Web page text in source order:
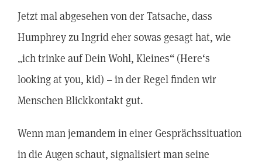
Jetzt mal abgesehen von der Tatsache, dass
Humphrey zu Ingrid eher sowas gesagt hat, wie
„ich trinke auf Dein Wohl, Kleines“ (Here‘s
looking at you, kid) – in der Regel finden wir
Menschen Blickkontakt gut.
Wenn man jemandem in einer Gesprächssituation
in die Augen schaut, signalisiert man seine